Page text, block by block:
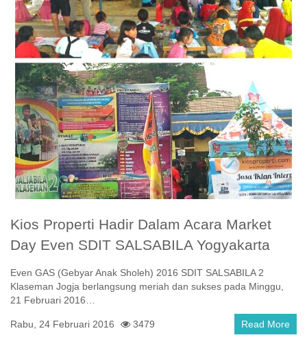
Kios Properti Hadir Dalam Acara Market
Day Even SDIT SALSABILA Yogyakarta
Even GAS (Gebyar Anak Sholeh) 2016 SDIT SALSABILA 2
Klaseman Jogja berlangsung meriah dan sukses pada Minggu,
21 Februari 2016…
Rabu, 24 Februari 2016 3479 Read More